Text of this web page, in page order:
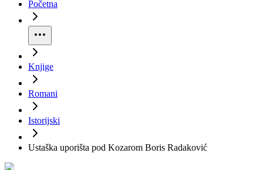
Početna
Knjige
Romani
Istorijski
Ustaška uporišta pod Kozarom Boris Radaković